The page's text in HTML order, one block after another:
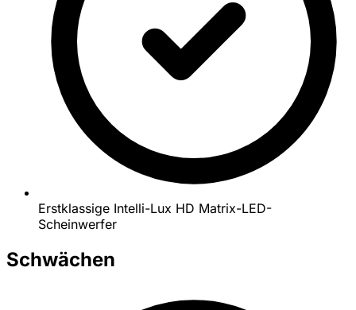
Erstklassige Intelli-Lux HD Matrix-LED-
Scheinwerfer
Schwächen